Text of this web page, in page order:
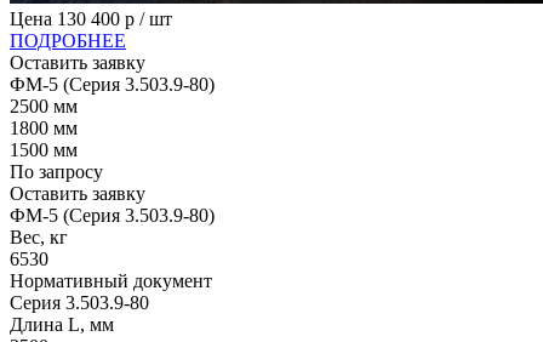
Цена 130 400 р / шт
ПОДРОБНЕЕ
Оставить заявку
ФМ-5 (Серия 3.503.9-80)
2500 мм
1800 мм
1500 мм
По запросу
Оставить заявку
ФМ-5 (Серия 3.503.9-80)
Вес, кг
6530
Нормативный документ
Серия 3.503.9-80
Длина L, мм